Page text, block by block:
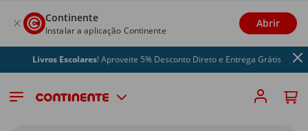
Continente
Instalar a aplicação Continente
Abrir
Livros Escolares! Aproveite 5% Desconto Direto e Entrega Grátis